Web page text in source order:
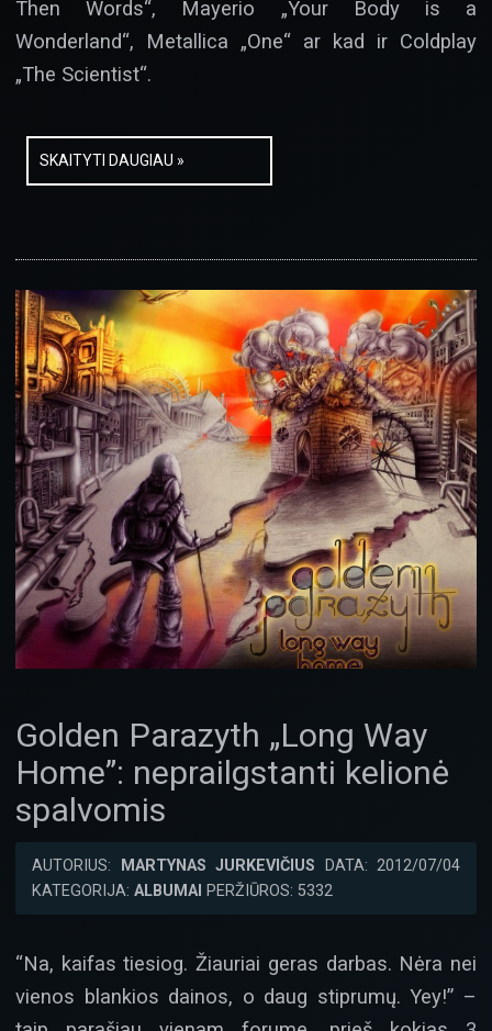
Then Words“, Mayerio „Your Body is a
Wonderland“, Metallica „One“ ar kad ir Coldplay
„The Scientist“.
SKAITYTI DAUGIAU »
Golden Parazyth „Long Way
Home”: neprailgstanti kelionė
spalvomis
AUTORIUS: MARTYNAS JURKEVIČIUS DATA: 2012/07/04
KATEGORIJA: ALBUMAI PERŽIŪROS: 5332
“Na, kaifas tiesiog. Žiauriai geras darbas. Nėra nei
vienos blankios dainos, o daug stiprumų. Yey!” –